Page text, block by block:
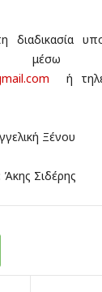
διαδικασία
μέσω
ή
Ξένου
Σιδέρης